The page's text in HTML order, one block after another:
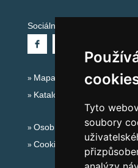
Tyto
soubory
Sociální sítě:
Mapa serveru Alpy Itálie -
Katalog ubytování
Osobní údaje
Cookies